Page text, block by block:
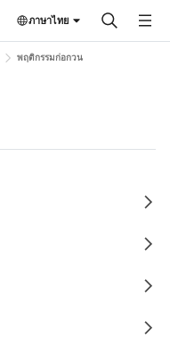
ภาษาไทย
พฤติกรรมก่อกวน